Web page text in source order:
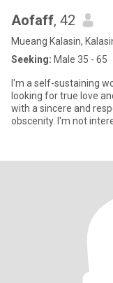
Aofaff, 42
Mueang Kalasin,
Seeking: Male 35 - 65
I'm a self-sustaining
looking for true love
with a sincere and
obscenity. I'm not